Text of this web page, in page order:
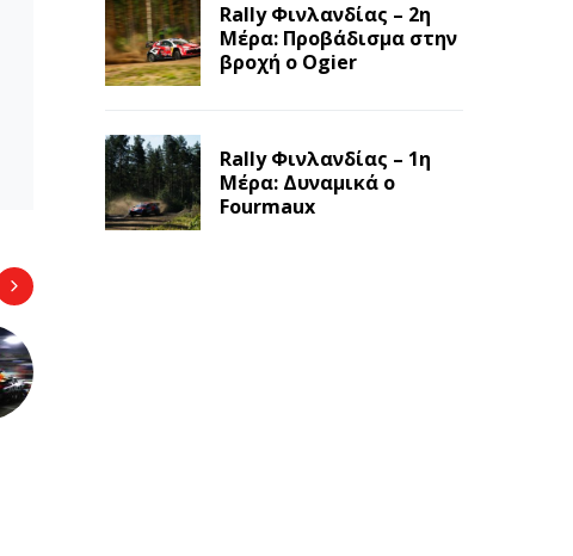
Rally Φινλανδίας – 2η
Μέρα: Προβάδισμα στην
βροχή ο Ogier
Rally Φινλανδίας – 1η
Μέρα: Δυναμικά ο
Fourmaux